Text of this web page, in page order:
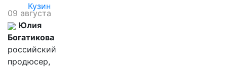
Кузин
09 августа
Юлия
Богатикова
российский
продюсер,